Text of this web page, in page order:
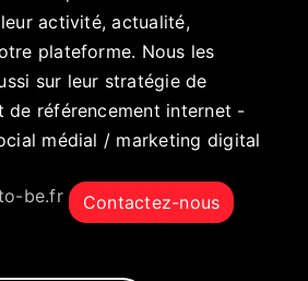
activité, actualité,
plateforme. Nous les
sur leur stratégie de
de référencement internet -
médial / marketing digital
be.fr Contactez-nous